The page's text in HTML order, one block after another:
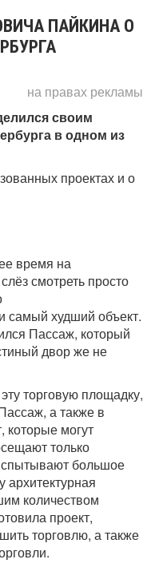
ПАЙКИНА О
на правах рекламы
своим
в одном из
проектах и о
время на
смотреть просто
самый худший объект.
Пассаж, который
двор же не
торговую площадку,
а также в
которые могут
только
большое
количеством
проект,
торговлю, а также